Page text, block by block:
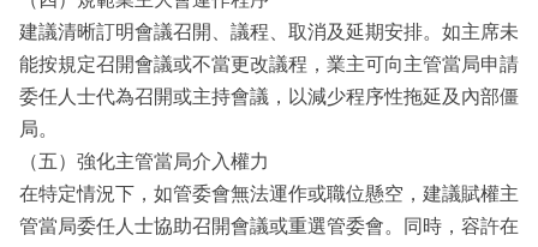
建議清晰訂明會議召開、議程、取消及延期安排。如主席未
能按規定召開會議或不當更改議程，業主可向主管當局申請
委任人士代為召開或主持會議，以減少程序性拖延及內部僵
局。
（五）強化主管當局介入權力
在特定情況下，如管委會無法運作或職位懸空，建議賦權主
管當局委任人士協助召開會議或重選管委會。同時，容許在